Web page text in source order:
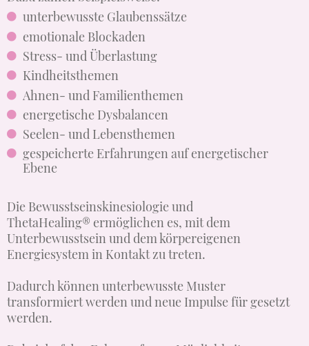
unterbewusste Glaubenssätze
emotionale Blockaden
Stress- und Überlastung
Kindheitsthemen
Ahnen- und Familienthemen
energetische Dysbalancen
Seelen- und Lebensthemen
gespeicherte Erfahrungen auf energetischer
Ebene
Die Bewusstseinskinesiologie und
ThetaHealing® ermöglichen es, mit dem
Unterbewusstsein und dem körpereigenen
Energiesystem in Kontakt zu treten.
Dadurch können unterbewusste Muster
transformiert werden und neue Impulse für gesetzt
werden.